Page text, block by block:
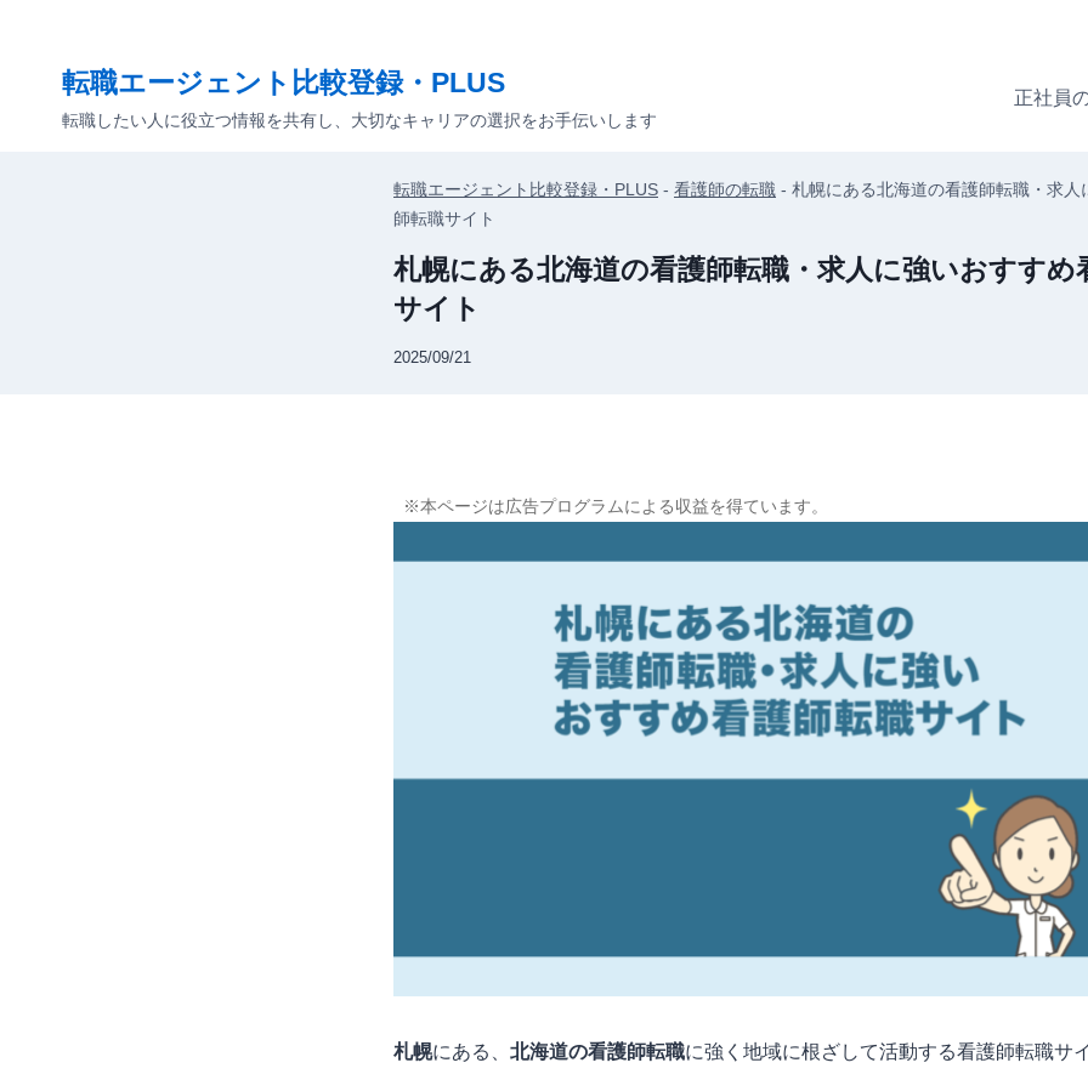
転職エージェント比較登録・PLUS
転職したい人に役立つ情報を共有し、大切なキャリアの選択をお手伝いします
正社員
転職エージェント比較登録・PLUS - 看護師の転職 - 札幌にある北海道の看護師転職・求人
師転職サイト
札幌にある北海道の看護師転職・求人に強いおすすめ
サイト
2025/09/21
※本ページは広告プログラムによる収益を得ています。
札幌にある、 北海道の看護師転職に強く地域に根ざして活動する看護師転職サ